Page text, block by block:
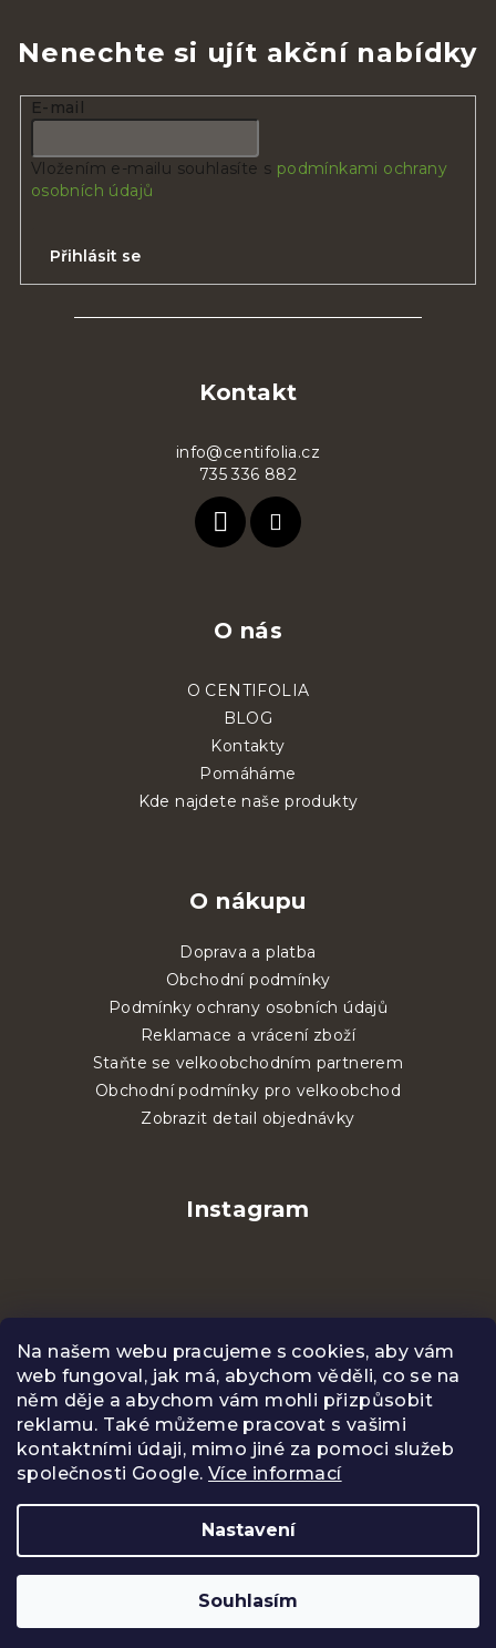
Na našem webu pracujeme s cookies, aby vám
web fungoval, jak má, abychom věděli, co se na
něm děje a abychom vám mohli přizpůsobit
reklamu. Také můžeme pracovat s vašimi
kontaktními údaji, mimo jiné za pomoci služeb
společnosti Google.Více informací
Nastavení
Souhlasím
Nenechte si ujít akční nabídky
E-mail
Vložením e-mailu souhlasíte s podmínkami ochrany
osobních údajů
Přihlásit se
Kontakt
info@centifolia.cz
735 336 882
O nás
O CENTIFOLIA
BLOG
Kontakty
Pomáháme
Kde najdete naše produkty
O nákupu
Doprava a platba
Obchodní podmínky
Podmínky ochrany osobních údajů
Reklamace a vrácení zboží
Staňte se velkoobchodním partnerem
Obchodní podmínky pro velkoobchod
Zobrazit detail objednávky
Instagram
Sledovat na Instagramu
Vytvořil Shoptet